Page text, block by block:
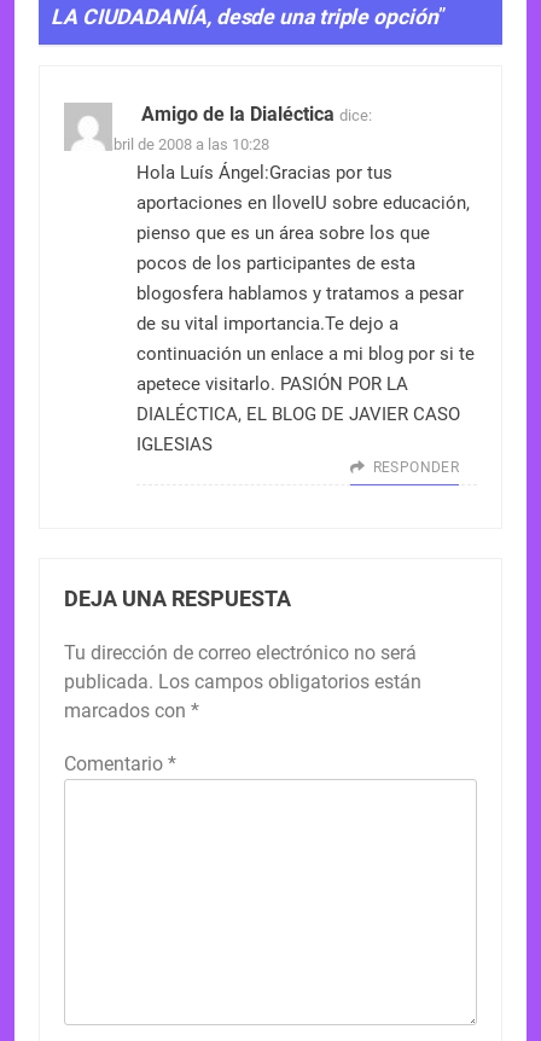
LA CIUDADANÍA, desde una triple opción”
Amigo de la Dialéctica dice:
23 de abril de 2008 a las 10:28
Hola Luís Ángel:Gracias por tus
aportaciones en IloveIU sobre educación,
pienso que es un área sobre los que
pocos de los participantes de esta
blogosfera hablamos y tratamos a pesar
de su vital importancia.Te dejo a
continuación un enlace a mi blog por si te
apetece visitarlo. PASIÓN POR LA
DIALÉCTICA, EL BLOG DE JAVIER CASO
IGLESIAS
RESPONDER
DEJA UNA RESPUESTA
Tu dirección de correo electrónico no será
publicada. Los campos obligatorios están
marcados con *
Comentario *